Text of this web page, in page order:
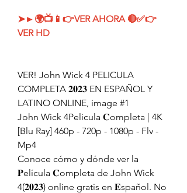
➤►🌍📺📱👉VER AHORA 🔴✅👉
VER HD
VER! John Wick 4 PELICULA
COMPLETA 𝟐𝟎𝟐𝟑 EN ESPAÑOL Y
LATINO ONLINE, image #1
John Wick 4Pelicula 𝐂ompleta | 4K
[Blu Ray] 460p - 720p - 1080p - Flv -
Mp4
Conoce cómo y dónde ver la
𝐏elícula 𝐂ompleta de John Wick
4(𝟐𝟎𝟐𝟑) online gratis en 𝐄spañol. No